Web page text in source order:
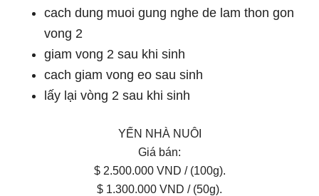
cach dung muoi gung nghe de lam thon gon
vong 2
giam vong 2 sau khi sinh
cach giam vong eo sau sinh
lấy lại vòng 2 sau khi sinh
YẾN NHÀ NUÔI
Giá bán:
$ 2.500.000 VND / (100g).
$ 1.300.000 VND / (50g).